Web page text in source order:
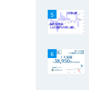
5
6